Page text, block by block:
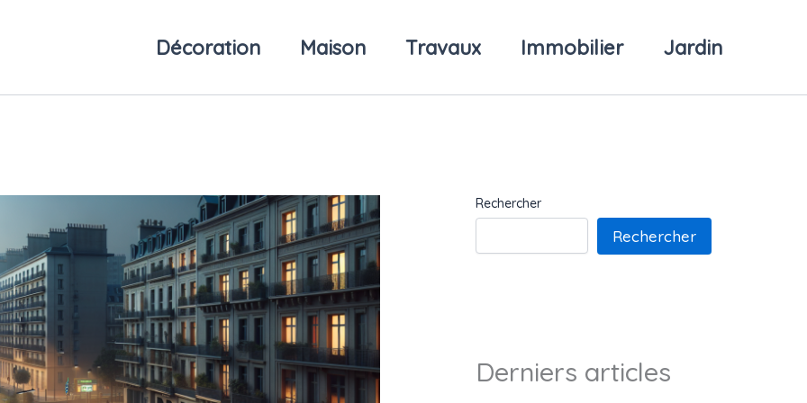
Décoration Maison Travaux Immobilier Jardin
Rechercher
Rechercher
Derniers articles